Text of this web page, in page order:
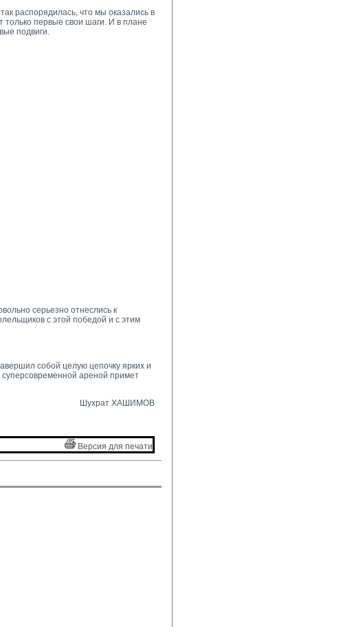
распорядилась, что мы оказались в
только первые свои шаги. И в плане
подвиги.
серьезно отнеслись к
с этой победой и с этим
собой целую цепочку ярких и
ареной примет
Шухрат ХАШИМОВ
Версия для печати